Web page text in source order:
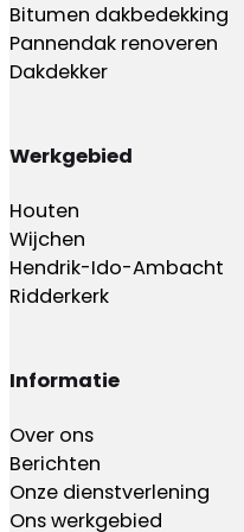
Bitumen dakbedekking
Pannendak renoveren
Dakdekker
Werkgebied
Houten
Wijchen
Hendrik-Ido-Ambacht
Ridderkerk
Informatie
Over ons
Berichten
Onze dienstverlening
Ons werkgebied